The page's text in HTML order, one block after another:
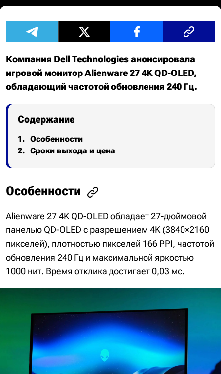
Компания Dell Technologies анонсировала
игровой монитор Alienware 27 4K QD-OLED,
обладающий частотой обновления 240 Гц.
Содержание
Особенности
Сроки выхода и цена
Особенности
Alienware 27 4K QD-OLED обладает 27-дюймовой
панелью QD-OLED с разрешением 4K (3840×2160
пикселей), плотностью пикселей 166 PPI, частотой
обновления 240 Гц и максимальной яркостью
1000 нит. Время отклика достигает 0,03 мс.